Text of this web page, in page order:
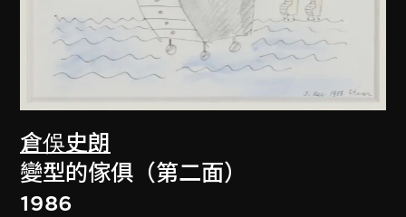
倉俁史朗
變型的傢俱（第二面）
1986